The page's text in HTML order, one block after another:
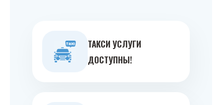
ТАКСИ УСЛУГИ
ДОСТУПНЫ!